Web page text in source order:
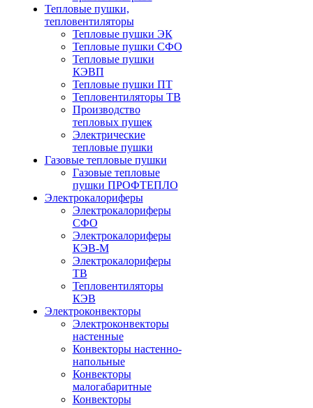
Тепловые пушки,
тепловентиляторы
Тепловые пушки ЭК
Тепловые пушки СФО
Тепловые пушки
КЭВП
Тепловые пушки ПТ
Тепловентиляторы ТВ
Производство
тепловых пушек
Электрические
тепловые пушки
Газовые тепловые пушки
Газовые тепловые
пушки ПРОФТЕПЛО
Электрокалориферы
Электрокалориферы
СФО
Электрокалориферы
КЭВ-М
Электрокалориферы
ТВ
Тепловентиляторы
КЭВ
Электроконвекторы
Электроконвекторы
настенные
Конвекторы настенно-
напольные
Конвекторы
малогабаритные
Конвекторы